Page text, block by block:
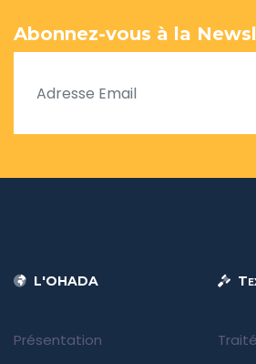
Abonnez-vous à la
L'OHADA
Présentation